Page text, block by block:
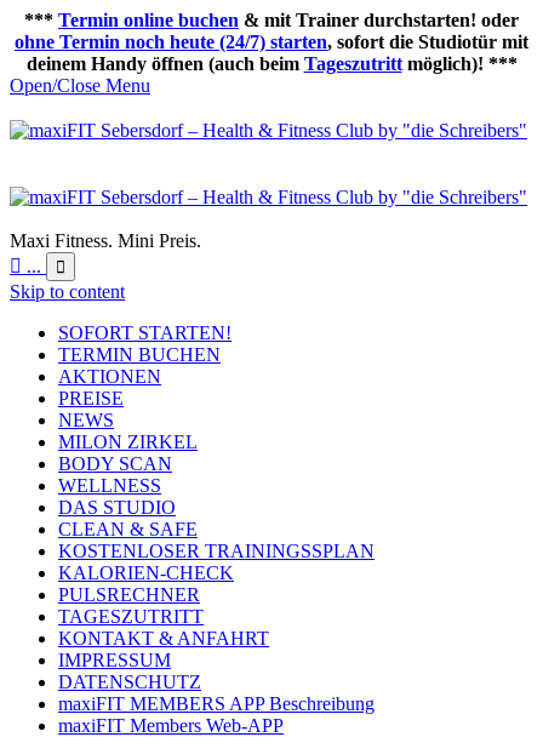
*** Termin online buchen & mit Trainer durchstarten! oder
ohne Termin noch heute (24/7) starten, sofort die Studiotür mit
deinem Handy öffnen (auch beim Tageszutrittmöglich)! ***
Open/Close Menu
Maxi Fitness. Mini Preis.
 ... 
Skip to content
SOFORT STARTEN!
TERMIN BUCHEN
AKTIONEN
PREISE
NEWS
MILON ZIRKEL
BODY SCAN
WELLNESS
DAS STUDIO
CLEAN & SAFE
KOSTENLOSER TRAININGSSPLAN
KALORIEN-CHECK
PULSRECHNER
TAGESZUTRITT
KONTAKT & ANFAHRT
IMPRESSUM
DATENSCHUTZ
maxiFIT MEMBERS APP Beschreibung
maxiFIT Members Web-APP